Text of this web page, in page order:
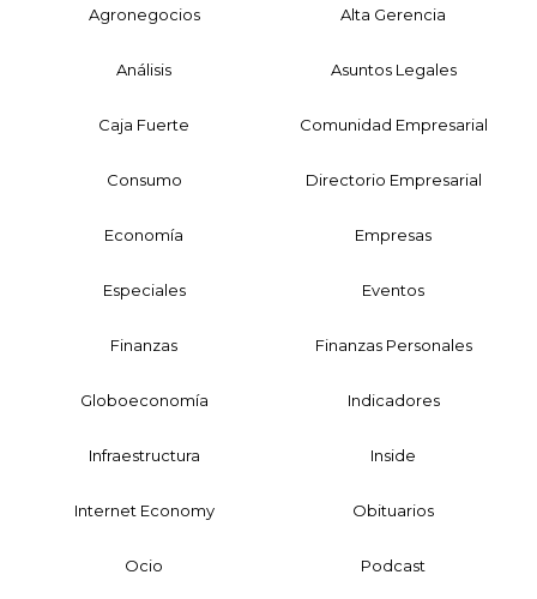
Agronegocios Alta Gerencia
Análisis Asuntos Legales
Caja Fuerte Comunidad Empresarial
Consumo Directorio Empresarial
Economía Empresas
Especiales Eventos
Finanzas Finanzas Personales
Globoeconomía Indicadores
Infraestructura Inside
Internet Economy Obituarios
Ocio Podcast